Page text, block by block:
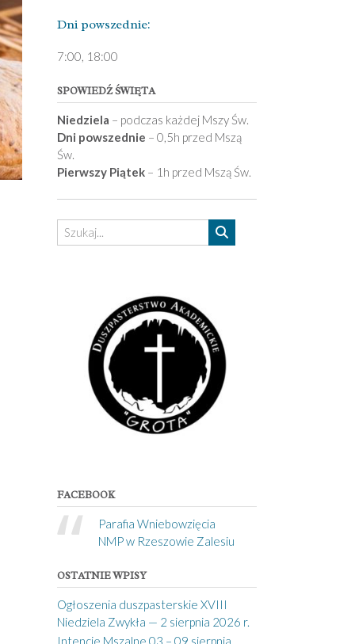
Dni pows­zednie:
7­:00, 18:00­
SPOWIEDŹ ŚWIĘTA
Niedziela – podczas każdej Mszy Św.
Dni powszednie – 0,5h przed Mszą
Św.
Pierwszy Piątek– 1h przed Mszą Św.
FACEBOOK
Parafia Wniebowzięcia
NMP w Rzeszowie Zalesiu
OSTATNIE WPISY
Ogłoszenia duszpasterskie XVIII
Niedziela Zwykła — 2 sierpnia 2026 r.
Intencje Mszalne 03 – 09 sierpnia